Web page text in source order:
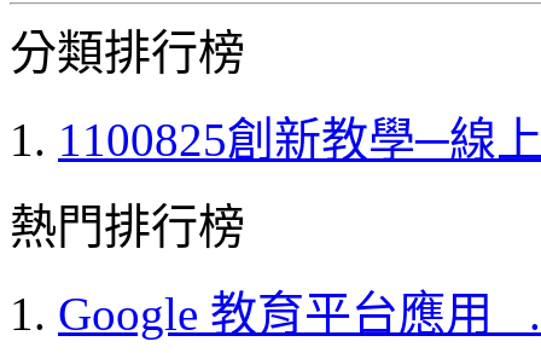
分類排行榜
1100825創新教學─線
熱門排行榜
Google 教育平台應用_